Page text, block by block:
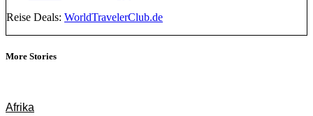
Reise Deals: WorldTravelerClub.de
More Stories
Afrika